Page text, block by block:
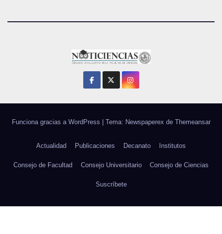
Funciona gracias a WordPress Tema: Newspaperex de Themeansar
Actualidad Publicaciones Decanato Institutos
Consejo de Facultad Consejo Universitario Consejo de Ciencias
Suscríbete